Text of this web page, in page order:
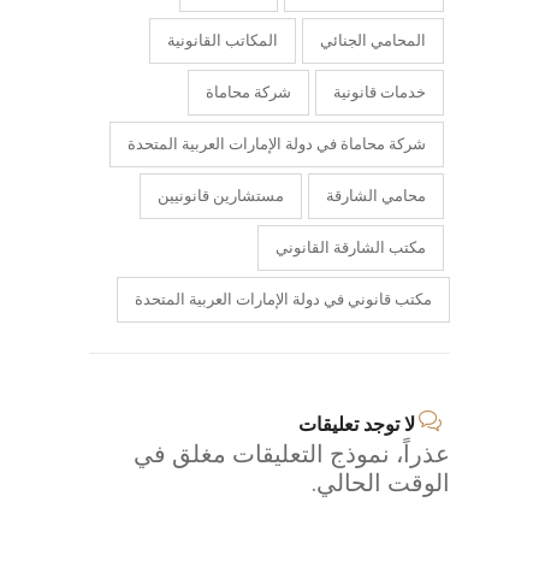
المحامي الجنائي المكاتب القانونية
خدمات قانونية شركة محاماة
شركة محاماة في دولة الإمارات العربية المتحدة
محامي الشارقة مستشارين قانونيين
مكتب الشارقة القانوني
مكتب قانوني في دولة الإمارات العربية المتحدة
لا توجد تعليقات
عذراً، نموذج التعليقات مغلق في
الوقت الحالي.